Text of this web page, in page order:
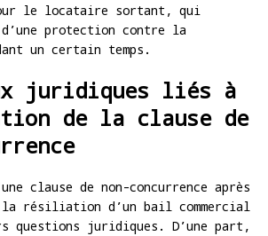
le locataire sortant, qui
protection contre la
un certain temps.
juridiques liés à
de la clause de
clause de non-concurrence après
résiliation d’un bail commercial
questions juridiques. D’une part,